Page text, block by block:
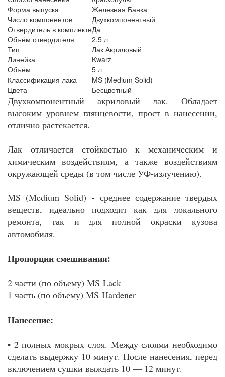
Форма выпуска
Железная Банка
Число компонентов
Двухкомпонентный
Отвердитель в комплектеДа
Объём отвердителя
2.5 л
Тип
Лак Акриловый
Линейка
Kwarz
Объём
5 л
Классификация лака
MS (Medium Solid)
Цвета
Бесцветный
Двухкомпонентный акриловый лак. Обладает
высоким уровнем глянцевости, прост в нанесении,
отлично растекается.
Лак отличается стойкостью к механическим и
химическим воздействиям, а также воздействиям
окружающей среды (в том числе УФ-излучению).
MS (Medium Solid) - среднее содержание твердых
веществ, идеально подходит как для локального
ремонта, так и для полной окраски кузова
автомобиля.
Пропорции смешивания:
2 части (по объему) MS Lack
1 часть (по объему) MS Hardener
Нанесение:
• 2 полных мокрых слоя. Между слоями необходимо
сделать выдержку 10 минут. После нанесения, перед
включением сушки выждать 10 — 12 минут.